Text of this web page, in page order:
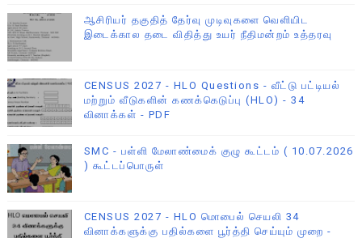
ஆசிரியர் தகுதித் தேர்வு முடிவுகளை வெளியிட
இடைக்கால தடை விதித்து உயர் நீதிமன்றம் உத்தரவு
CENSUS 2027 - HLO Questions - வீட்டு பட்டியல்
மற்றும் வீடுகளின் கணக்கெடுப்பு (HLO) - 34
வினாக்கள் - PDF
SMC - பள்ளி மேலாண்மைக் குழு கூட்டம் ( 10.07.2026
) கூட்டப்பொருள்
CENSUS 2027 - HLO மொபைல் செயலி 34
வினாக்களுக்கு பதில்களை பூர்த்தி செய்யும் முறை -